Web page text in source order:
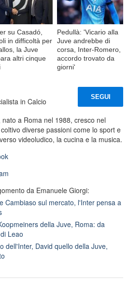
su Casadó,
in difficoltà per
la Juve
altri cinque
Pedullà: 'Vicario alla
Juve andrebbe di
corsa, Inter-Romero,
accordo trovato da
giorni'
in Calcio
SEGUI
a Roma nel 1988, cresco nel
diverse passioni come lo sport e
videoludico, la cucina e la musica.
da Emanuele Giorgi:
Cambiaso sul mercato, l'Inter pensa a
della Juve, Roma: da
Leao
dell'Inter, David quello della Juve,